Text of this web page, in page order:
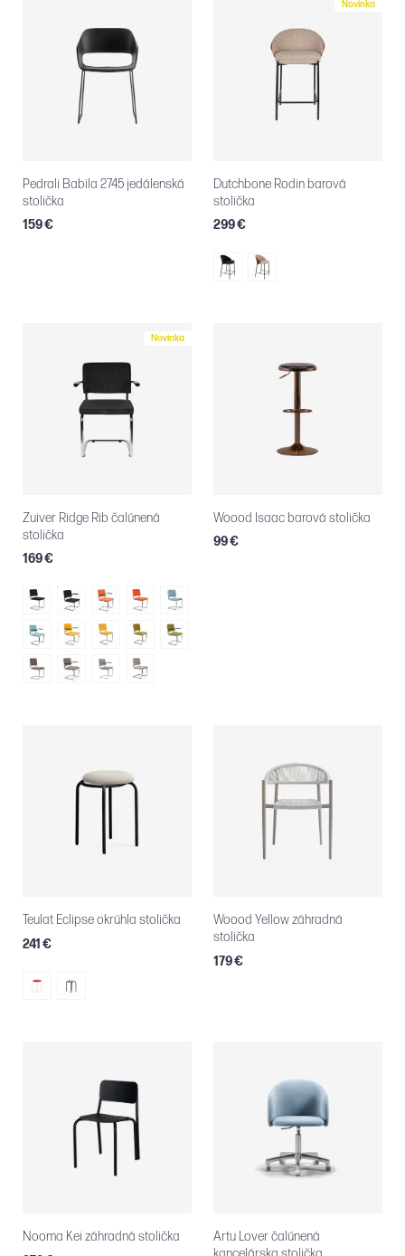
Pedrali Babila 2745 jedálenská
stolička
159 €
Novinka
Dutchbone Rodin barová
stolička
299 €
Novinka
Zuiver Ridge Rib čalúnená
stolička
169 €
Woood Isaac barová stolička
99 €
Teulat Eclipse okrúhla stolička
241 €
Woood Yellow záhradná
stolička
179 €
Nooma Kei záhradná stolička
Artu Lover čalúnená